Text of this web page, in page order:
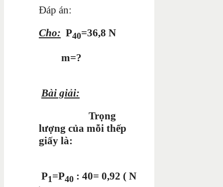
Đáp án:
Cho: P40=36,8 N
m=?
Bài giải:
Trọng
lượng của mỗi thếp
giấy là:
P1 =P40 : 40= 0,92 ( N